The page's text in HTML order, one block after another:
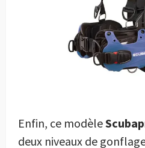
Enfin, ce modèle
deux niveaux de